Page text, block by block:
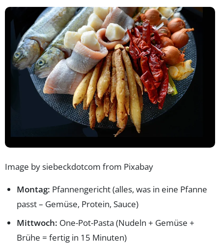
Image by siebeckdotcom from Pixabay
Montag: Pfannengericht (alles, was in eine Pfanne
passt – Gemüse, Protein, Sauce)
Mittwoch: One-Pot-Pasta (Nudeln + Gemüse +
Brühe = fertig in 15 Minuten)